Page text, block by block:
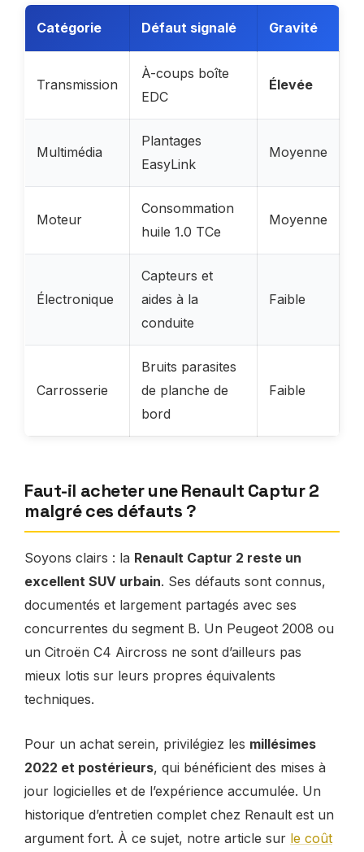
Catégorie Défaut signalé Gravité
Transmission
À-coups boîte
EDC
Élevée
Multimédia
Plantages
EasyLink
Moyenne
Moteur
Consommation
huile 1.0 TCe
Moyenne
Électronique
Capteurs et
aides à la
conduite
Faible
Carrosserie
Bruits parasites
de planche de
bord
Faible
Faut-il acheter une Renault Captur 2
malgré ces défauts ?
Soyons clairs : la Renault Captur 2 reste un
excellent SUV urbain. Ses défauts sont connus,
documentés et largement partagés avec ses
concurrentes du segment B. Un Peugeot 2008 ou
un Citroën C4 Aircross ne sont d’ailleurs pas
mieux lotis sur leurs propres équivalents
techniques.
Pour un achat serein, privilégiez les millésimes
2022 et postérieurs, qui bénéficient des mises à
jour logicielles et de l’expérience accumulée. Un
historique d’entretien complet chez Renault est un
argument fort. À ce sujet, notre article sur le coût